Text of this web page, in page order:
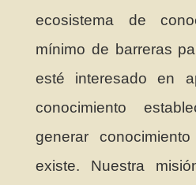
ecosistema de
mínimo de barreras
esté interesado en
conocimiento
generar
existe. Nuestra